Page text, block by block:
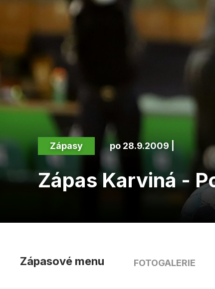
Zápasy po 28.9.2009 |
Zápas Karviná -
Zápasové menu FOTOGALERIE